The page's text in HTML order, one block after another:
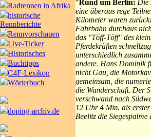
Radrennen in Afrika
historische
Rennberichte
Rennvorschauen
Live-Ticker
Historisches
Buchtipps
C4F-Lexikon
Wörterbuch
doping-archiv.de
" Rund um Berlin: Die
eine überaus rege
Kilometer waren
Fahrbahn durchaus
das "Töff-Töff" des
Pferdekräften
unterschiedlich
andere. Hans Dominik
nicht Gau, die
gemeinsam, die
die Wanderschaft. Der
verschwand nach
12 Uhr 4 Min. als
Beelitz die Siegespalme